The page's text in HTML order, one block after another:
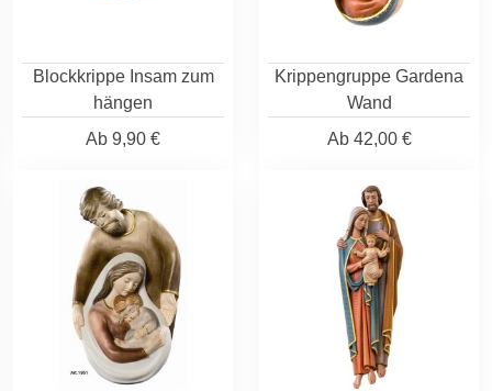
Blockkrippe Insam zum
hängen
Ab 9,90 €
Krippengruppe Gardena
Wand
Ab42,00 €